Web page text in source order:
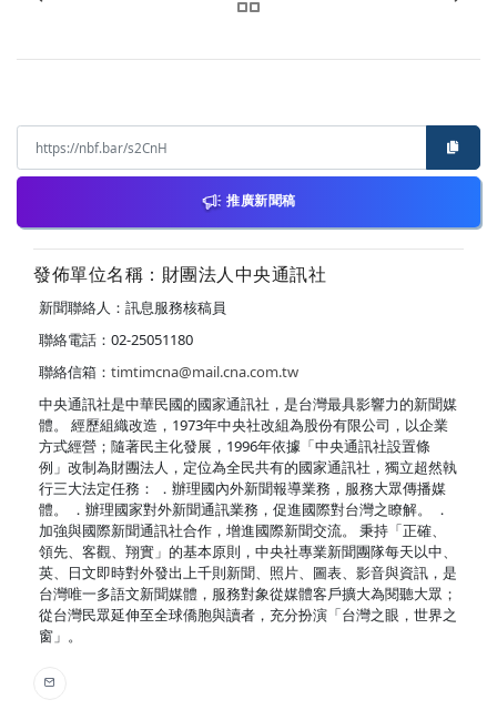
推廣新聞稿
發佈單位名稱：財團法人中央通訊社
新聞聯絡人：訊息服務核稿員
聯絡電話：02-25051180
聯絡信箱： timtimcna@mail.cna.com.tw
中央通訊社是中華民國的國家通訊社，是台灣最具影響力的新聞媒
體。 經歷組織改造，1973年中央社改組為股份有限公司，以企業
方式經營；隨著民主化發展，1996年依據「中央通訊社設置條
例」改制為財團法人，定位為全民共有的國家通訊社，獨立超然執
行三大法定任務： ．辦理國內外新聞報導業務，服務大眾傳播媒
體。 ．辦理國家對外新聞通訊業務，促進國際對台灣之瞭解。 ．
加強與國際新聞通訊社合作，增進國際新聞交流。 秉持「正確、
領先、客觀、翔實」的基本原則，中央社專業新聞團隊每天以中、
英、日文即時對外發出上千則新聞、照片、圖表、影音與資訊，是
台灣唯一多語文新聞媒體，服務對象從媒體客戶擴大為閱聽大眾；
從台灣民眾延伸至全球僑胞與讀者，充分扮演「台灣之眼，世界之
窗」。